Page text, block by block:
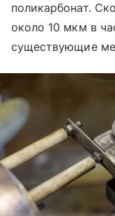
поликарбонат.
около 10 мкм в
существующие